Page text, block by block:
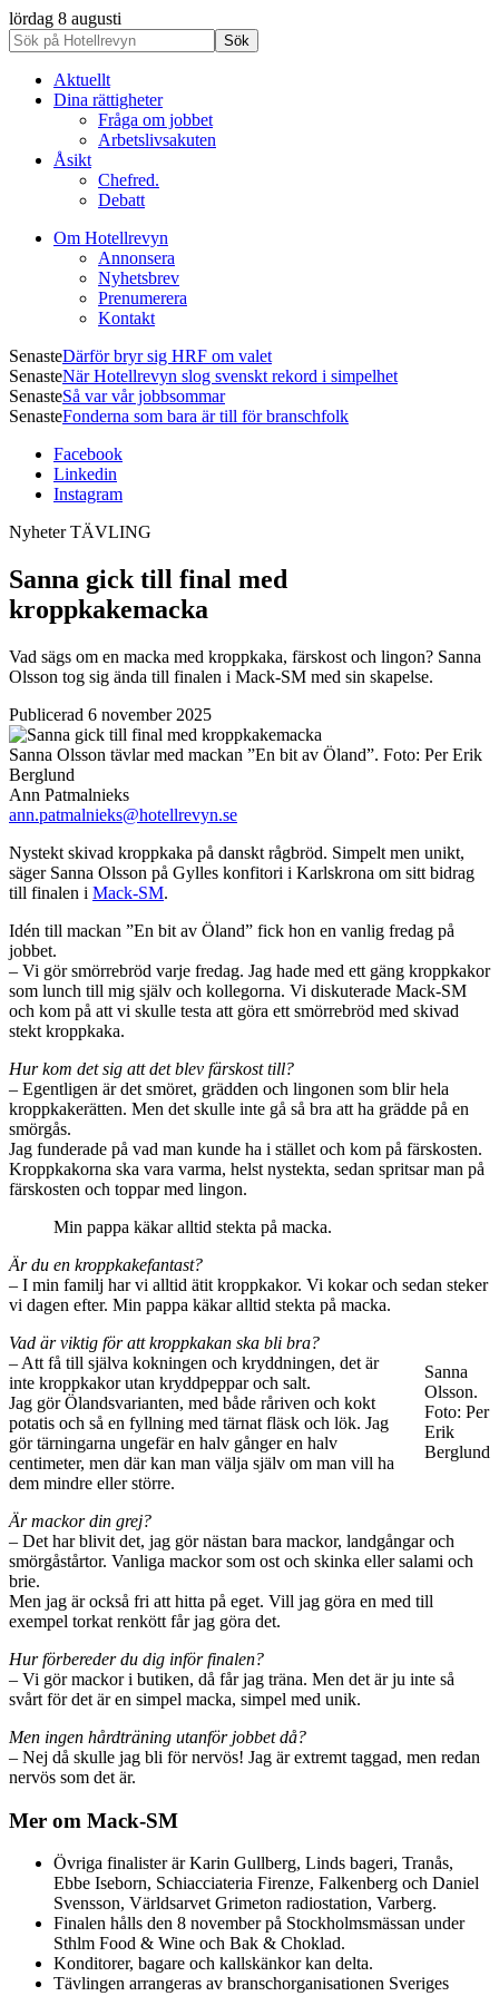
lördag 8 augusti
Aktuellt
Dina rättigheter
Fråga om jobbet
Arbetslivsakuten
Åsikt
Chefred.
Debatt
Om Hotellrevyn
Annonsera
Nyhetsbrev
Prenumerera
Kontakt
SenasteDärför bryr sig HRF om valet
SenasteNär Hotellrevyn slog svenskt rekord i simpelhet
SenasteSå var vår jobbsommar
SenasteFonderna som bara är till för branschfolk
Facebook
Linkedin
Instagram
NyheterTÄVLING
Sanna gick till final med
kroppkakemacka
Vad sägs om en macka med kroppkaka, färskost och lingon? Sanna
Olsson tog sig ända till finalen i Mack-SM med sin skapelse.
Publicerad 6 november 2025
Sanna Olsson tävlar med mackan ”En bit av Öland”. Foto: Per Erik
Berglund
Ann Patmalnieks
ann.patmalnieks@hotellrevyn.se
Nystekt skivad kroppkaka på danskt rågbröd. Simpelt men unikt,
säger Sanna Olsson på Gylles konfitori i Karlskrona om sitt bidrag
till finalen i Mack-SM.
Idén till mackan ”En bit av Öland” fick hon en vanlig fredag på
jobbet.
– Vi gör smörrebröd varje fredag. Jag hade med ett gäng kroppkakor
som lunch till mig själv och kollegorna. Vi diskuterade Mack-SM
och kom på att vi skulle testa att göra ett smörrebröd med skivad
stekt kroppkaka.
Hur kom det sig att det blev färskost till?
– Egentligen är det smöret, grädden och lingonen som blir hela
kroppkakerätten. Men det skulle inte gå så bra att ha grädde på en
smörgås.
Jag funderade på vad man kunde ha i stället och kom på färskosten.
Kroppkakorna ska vara varma, helst nystekta, sedan spritsar man på
färskosten och toppar med lingon.
Min pappa käkar alltid stekta på macka.
Är du en kroppkakefantast?
– I min familj har vi alltid ätit kroppkakor. Vi kokar och sedan steker
vi dagen efter. Min pappa käkar alltid stekta på macka.
Sanna
Olsson.
Foto: Per
Erik
Berglund
Vad är viktig för att kroppkakan ska bli bra?
­– Att få till själva kokningen och kryddningen, det är
inte kroppkakor utan kryddpeppar och salt.
Jag gör Ölandsvarianten, med både råriven och kokt
potatis och så en fyllning med tärnat fläsk och lök. Jag
gör tärningarna ungefär en halv gånger en halv
centimeter, men där kan man välja själv om man vill ha
dem mindre eller större.
Är mackor din grej?
– Det har blivit det, jag gör nästan bara mackor, landgångar och
smörgåstårtor. Vanliga mackor som ost och skinka eller salami och
brie.
Men jag är också fri att hitta på eget. Vill jag göra en med till
exempel torkat renkött får jag göra det.
Hur förbereder du dig inför finalen?
– Vi gör mackor i butiken, då får jag träna. Men det är ju inte så
svårt för det är en simpel macka, simpel med unik.
Men ingen hårdträning utanför jobbet då?
– Nej då skulle jag bli för nervös! Jag är extremt taggad, men redan
nervös som det är.
Mer om Mack-SM
Övriga finalister är Karin Gullberg, Linds bageri, Tranås,
Ebbe Iseborn, Schiacciateria Firenze, Falkenberg och Daniel
Svensson, Världsarvet Grimeton radiostation, Varberg.
Finalen hålls den 8 november på Stockholmsmässan under
Sthlm Food & Wine och Bak & Choklad.
Konditorer, bagare och kallskänkor kan delta.
Tävlingen arrangeras av branschorganisationen Sveriges